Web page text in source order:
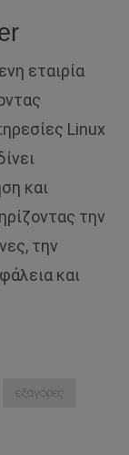
εταιρία
Linux
και
την
την
και
εξαγορές